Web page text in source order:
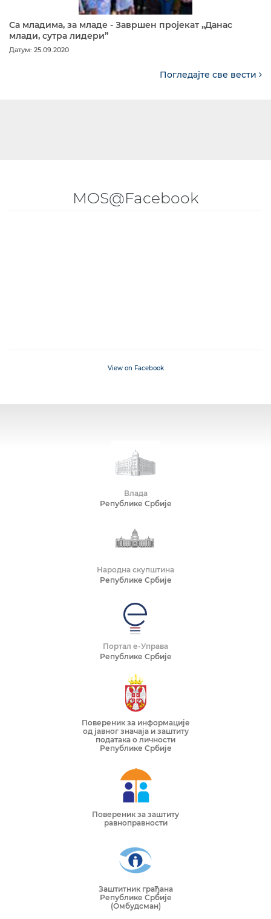
Са младима, за младе - Завршен пројекат „Данас
млади, сутра лидери”
Датум: 25.09.2020
Погледајте све вести
MOS@Facebook
View on Facebook
Влада
Републике Србије
Народна скупштина
Републике Србије
Портал е-Управа
Републике Србије
Повереник за информације
од јавног значаја и заштиту
података о личности
Републике Србије
Повереник за заштиту
равноправности
Заштитник грађана
Републике Србије
(Омбудсман)